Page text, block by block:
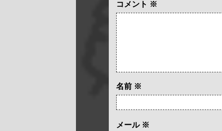
コメント ※
名前 ※
メール ※